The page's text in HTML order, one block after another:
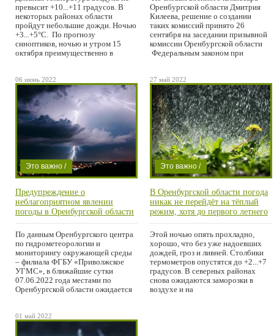
превысит +10...+11 градусов. В
некоторых районах области
пройдут небольшие дожди. Ночью
+3...+5°С. По прогнозу
синоптиков, ночью и утром 15
октября преимущественно в
/ Проишествие
/ Фильмы /
Ветеринарная
клиника /
Область /
Уфанет в
Абдулино,
Пономаревке
и Матвеевке /
Право на
жизнь
COVID-19
Оренбургской области Дмитрия
Килеева, решение о создании
таких комиссий принято 26
сентября на заседании призывной
комиссии Оренбургской области
Федеральным законом при
06 июнь 2022
Это важно /
Погода /
Проишествие
Предупреждение о
неблагоприятном явлении
погоды в Оренбургской области
на 7 июня
По данным Оренбургского центра
по гидрометеорологии и
мониторингу окружающей среды
– филиала ФГБУ «Приволжское
УГМС», в ближайшие сутки
07.06.2022 года местами по
Оренбургской области ожидается
27 май 2022
Это важно /
Погода /
Проишествие /
Область
В Оренбургской области погода
никак не перейдёт на тёплый
режим, хотя до первого летнего
месяца осталось всего 4 дня.
Этой ночью опять прохладно,
хорошо, что без уже надоевших
дождей, гроз и ливней. Столбики
термометров опустятся до +2...+7
градусов. В северных районах
снова ожидаются заморозки в
воздухе и на
01 май 2022